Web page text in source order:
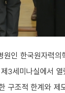
인 한국원자력
3세미나실에서
구조적 한계와